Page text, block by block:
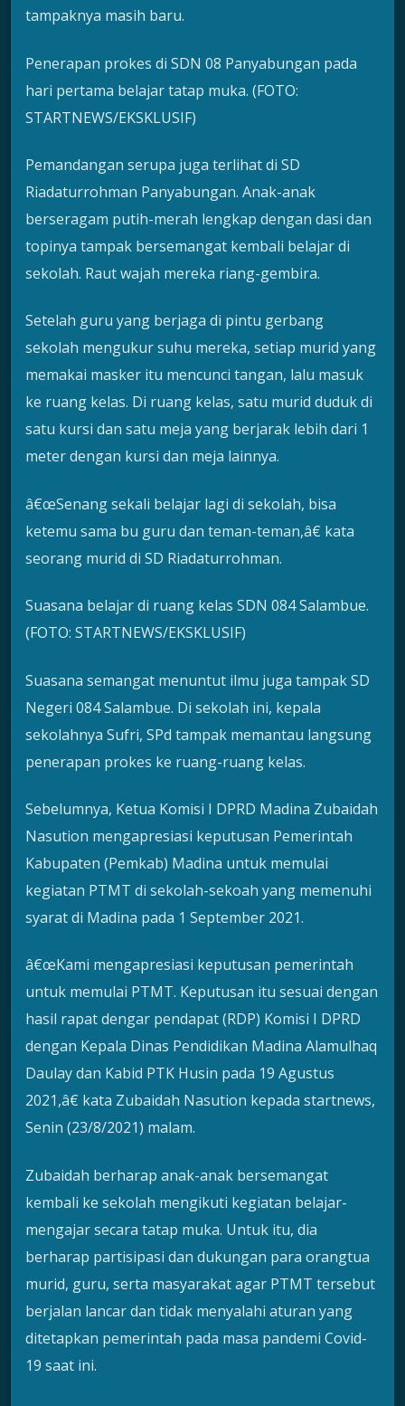
tampaknya masih baru.
Penerapan prokes di SDN 08 Panyabungan pada
hari pertama belajar tatap muka. (FOTO:
STARTNEWS/EKSKLUSIF)
Pemandangan serupa juga terlihat di SD
Riadaturrohman Panyabungan. Anak-anak
berseragam putih-merah lengkap dengan dasi dan
topinya tampak bersemangat kembali belajar di
sekolah. Raut wajah mereka riang-gembira.
Setelah guru yang berjaga di pintu gerbang
sekolah mengukur suhu mereka, setiap murid yang
memakai masker itu mencunci tangan, lalu masuk
ke ruang kelas. Di ruang kelas, satu murid duduk di
satu kursi dan satu meja yang berjarak lebih dari 1
meter dengan kursi dan meja lainnya.
â€œSenang sekali belajar lagi di sekolah, bisa
ketemu sama bu guru dan teman-teman,â€ kata
seorang murid di SD Riadaturrohman.
Suasana belajar di ruang kelas SDN 084 Salambue.
(FOTO: STARTNEWS/EKSKLUSIF)
Suasana semangat menuntut ilmu juga tampak SD
Negeri 084 Salambue. Di sekolah ini, kepala
sekolahnya Sufri, SPd tampak memantau langsung
penerapan prokes ke ruang-ruang kelas.
Sebelumnya, Ketua Komisi I DPRD Madina Zubaidah
Nasution mengapresiasi keputusan Pemerintah
Kabupaten (Pemkab) Madina untuk memulai
kegiatan PTMT di sekolah-sekoah yang memenuhi
syarat di Madina pada 1 September 2021.
â€œKami mengapresiasi keputusan pemerintah
untuk memulai PTMT. Keputusan itu sesuai dengan
hasil rapat dengar pendapat (RDP) Komisi I DPRD
dengan Kepala Dinas Pendidikan Madina Alamulhaq
Daulay dan Kabid PTK Husin pada 19 Agustus
2021,â€ kata Zubaidah Nasution kepada startnews,
Senin (23/8/2021) malam.
Zubaidah berharap anak-anak bersemangat
kembali ke sekolah mengikuti kegiatan belajar-
mengajar secara tatap muka. Untuk itu, dia
berharap partisipasi dan dukungan para orangtua
murid, guru, serta masyarakat agar PTMT tersebut
berjalan lancar dan tidak menyalahi aturan yang
ditetapkan pemerintah pada masa pandemi Covid-
19 saat ini.